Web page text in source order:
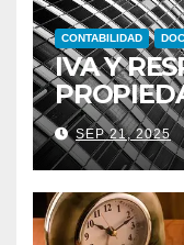
CONTABILIDAD
IVA Y
SEP 21, 2025